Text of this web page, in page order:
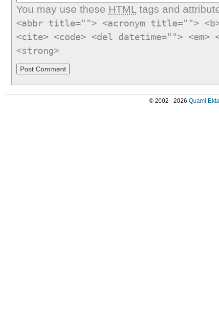
You may use these HTML tags and
<abbr title=""> <acronym title="">
<cite> <code> <del datetime="">
<strong>
© 2002 - 2026 Quami